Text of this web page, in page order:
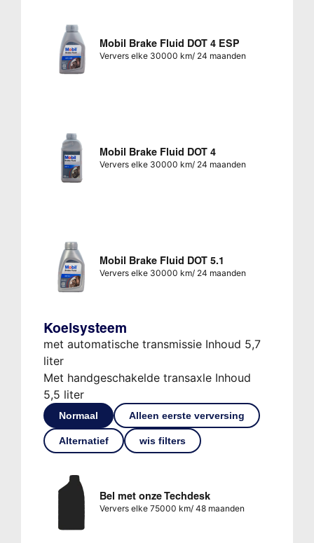
Mobil Brake Fluid DOT 4 ESP
Ververs elke 30000 km/ 24 maanden
Mobil Brake Fluid DOT 4
Ververs elke 30000 km/ 24 maanden
Mobil Brake Fluid DOT 5.1
Ververs elke 30000 km/ 24 maanden
Koelsysteem
met automatische transmissie Inhoud 5,7
liter
Met handgeschakelde transaxle Inhoud
5,5 liter
Normaal Alleen eerste verversing
Alternatief wis filters
Bel met onze Techdesk
Ververs elke 75000 km/ 48 maanden